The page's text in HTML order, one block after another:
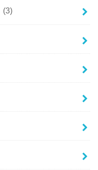
(3)